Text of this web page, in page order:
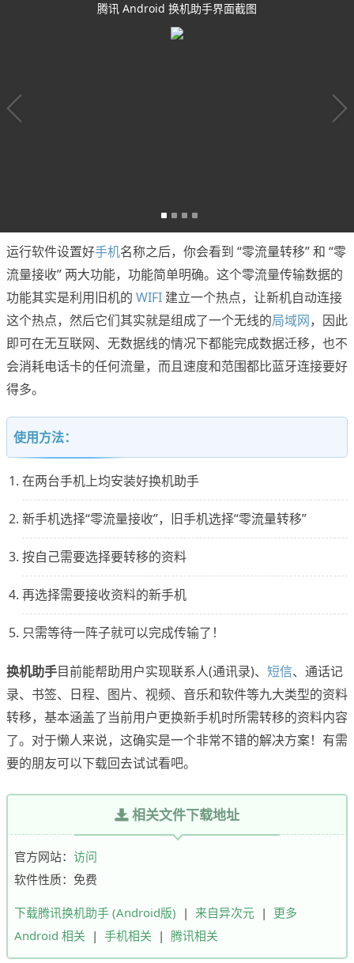
腾讯 Android 换机助手界面截图
运行软件设置好手机名称之后，你会看到 “零流量转移” 和 “零
流量接收” 两大功能，功能简单明确。这个零流量传输数据的
功能其实是利用旧机的 WIFI 建立一个热点，让新机自动连接
这个热点，然后它们其实就是组成了一个无线的局域网，因此
即可在无互联网、无数据线的情况下都能完成数据迁移，也不
会消耗电话卡的任何流量，而且速度和范围都比蓝牙连接要好
得多。
使用方法：
在两台手机上均安装好换机助手
新手机选择“零流量接收”，旧手机选择“零流量转移”
按自己需要选择要转移的资料
再选择需要接收资料的新手机
只需等待一阵子就可以完成传输了！
换机助手目前能帮助用户实现联系人(通讯录)、 短信、通话记
录、书签、日程、图片、视频、音乐和软件等九大类型的资料
转移，基本涵盖了当前用户更换新手机时所需转移的资料内容
了。对于懒人来说，这确实是一个非常不错的解决方案！有需
要的朋友可以下载回去试试看吧。
相关文件下载地址
官方网站： 访问
软件性质：免费
下载腾讯换机助手 (Android版) | 来自异次元 | 更多
Android 相关 | 手机相关 | 腾讯相关